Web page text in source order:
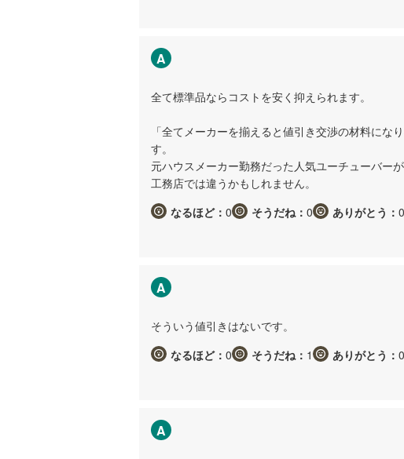
A
全て標準品ならコストを安く抑えられます。
「全てメーカーを揃えると値引き交渉の材料に
す。
元ハウスメーカー勤務だった人気ユーチューバー
工務店では違うかもしれません。
なるほど： 0 そうだね： 0 ありがとう： 0
A
そういう値引きはないです。
なるほど： 0 そうだね： 1 ありがとう： 0
A